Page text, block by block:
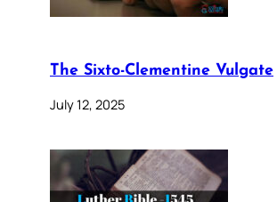
The Sixto-Clementine Vulgate
July 12, 2025